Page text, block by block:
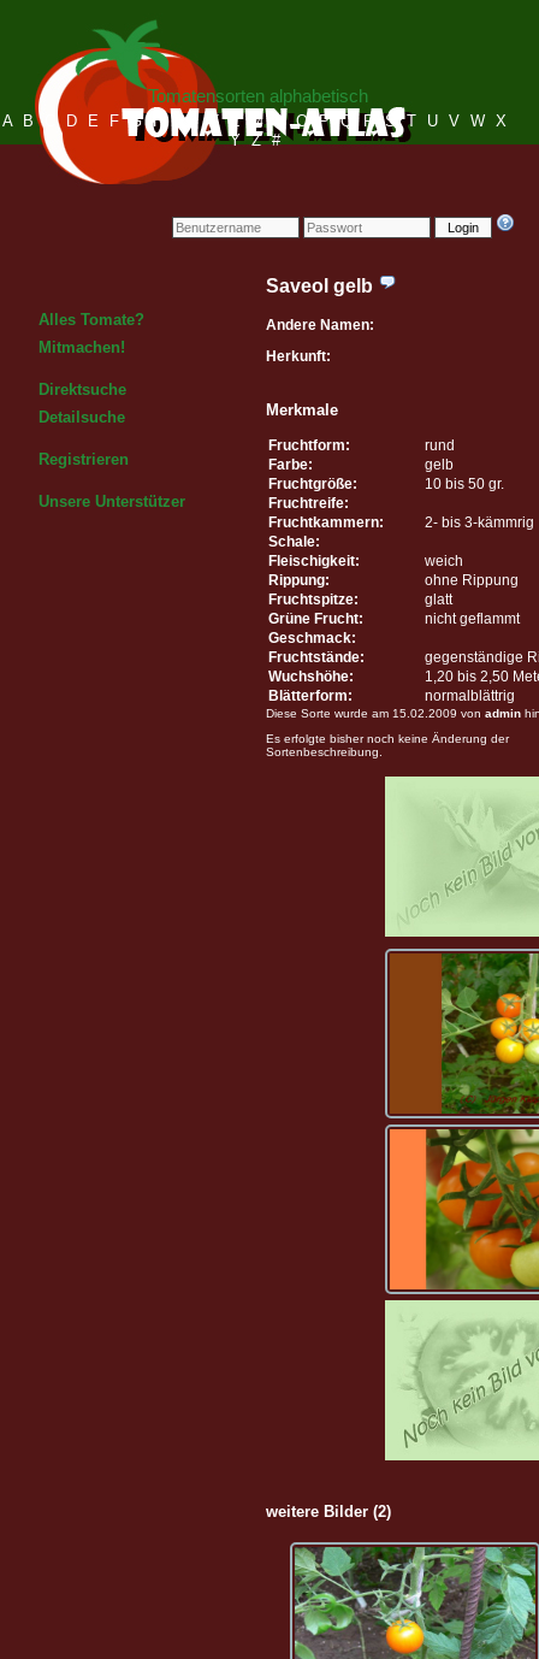
Login
Tomatensorten alphabetisch
A B C D E F G H I J K L M N O P Q R S T U V W X
Y Z #
Alles Tomate?
Mitmachen!
Direktsuche
Detailsuche
Registrieren
Unsere Unterstützer
Saveol gelb
Andere Namen:
Herkunft:
Merkmale
Fruchtform:
rund
Farbe:
gelb
Fruchtgröße:
10 bis 50 gr.
Fruchtreife:
Fruchtkammern:
2- bis 3-kämmrig
Schale:
Fleischigkeit:
weich
Rippung:
ohne Rippung
Fruchtspitze:
glatt
Grüne Frucht:
nicht geflammt
Geschmack:
Fruchtstände:
gegenständige
Wuchshöhe:
1,20 bis 2,50
Blätterform:
normalblättrig
Diese Sorte wurde am 15.02.2009 von admin
Es erfolgte bisher noch keine Änderung der
Sortenbeschreibung.
weitere Bilder (2)